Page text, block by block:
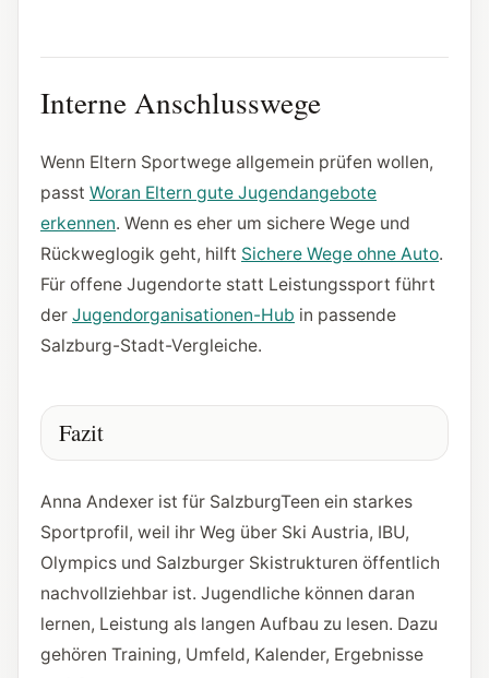
Interne Anschlusswege
Wenn Eltern Sportwege allgemein prüfen wollen,
passt Woran Eltern gute Jugendangebote
erkennen. Wenn es eher um sichere Wege und
Rückweglogik geht, hilft Sichere Wege ohne Auto.
Für offene Jugendorte statt Leistungssport führt
der Jugendorganisationen-Hub in passende
Salzburg-Stadt-Vergleiche.
Fazit
Anna Andexer ist für SalzburgTeen ein starkes
Sportprofil, weil ihr Weg über Ski Austria, IBU,
Olympics und Salzburger Skistrukturen öffentlich
nachvollziehbar ist. Jugendliche können daran
lernen, Leistung als langen Aufbau zu lesen. Dazu
gehören Training, Umfeld, Kalender, Ergebnisse